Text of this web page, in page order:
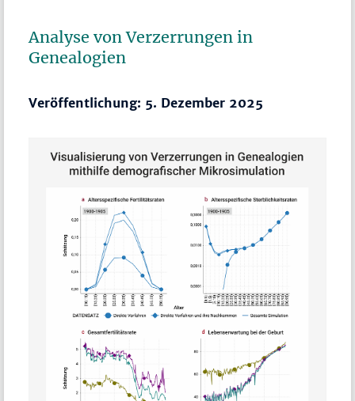
Analyse von Verzerrungen in
Genealogien
Veröffentlichung: 5. Dezember 2025